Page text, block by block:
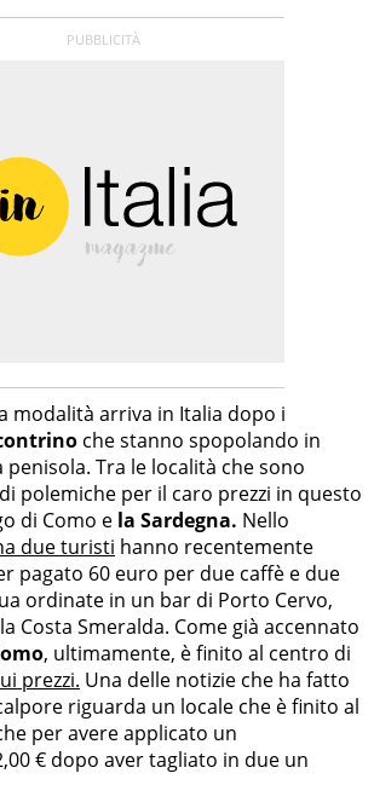
modalità arriva in Italia dopo i
che stanno spopolando in
Tra le località che sono
polemiche per il caro prezzi in questo
di Como e la Sardegna. Nello
due turisti hanno recentemente
pagato 60 euro per due caffè e due
ordinate in un bar di Porto Cervo,
Costa Smeralda. Come già accennato
, ultimamente, è finito al centro di
prezzi. Una delle notizie che ha fatto
riguarda un locale che è finito al
per avere applicato un
€ dopo aver tagliato in due un